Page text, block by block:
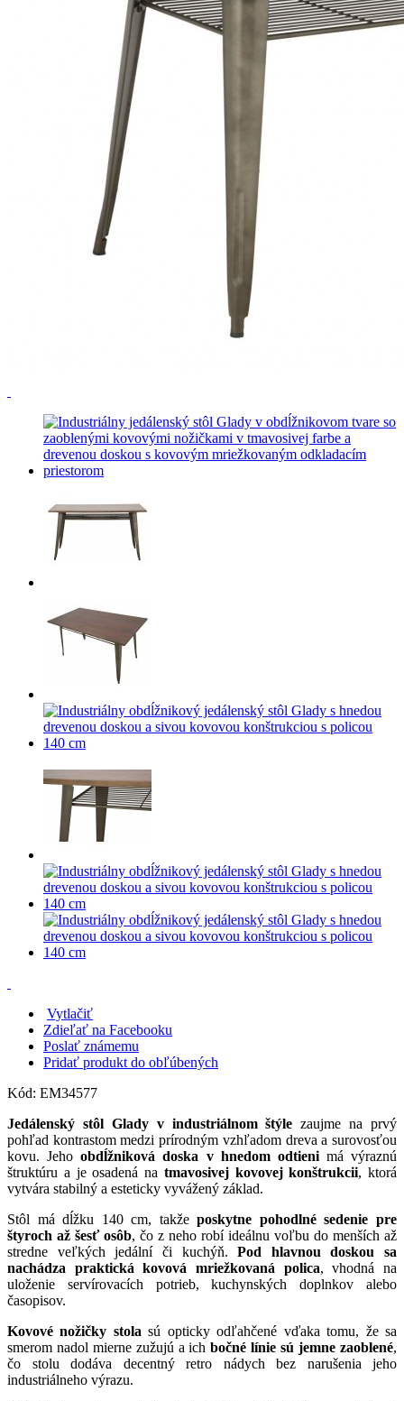
Vytlačiť
Zdieľať na Facebooku
Poslať známemu
Pridať produkt do obľúbených
Kód: EM34577
Jedálenský stôl Glady v industriálnom štýle zaujme na prvý
pohľad kontrastom medzi prírodným vzhľadom dreva a surovosťou
kovu. Jehoobdĺžniková doska v hnedom odtienimá výraznú
štruktúru a je osadená na tmavosivej kovovej konštrukcii, ktorá
vytvára stabilný a esteticky vyvážený základ.
Stôl má dĺžku 140 cm, takžeposkytne pohodlné sedenie pre
štyroch až šesť osôb, čo z neho robí ideálnu voľbu do menších až
stredne veľkých jedální či kuchýň.Pod hlavnou doskou sa
nachádza praktická kovová mriežkovaná polica, vhodná na
uloženie servírovacích potrieb, kuchynských doplnkov alebo
časopisov.
Kovové nožičky stola sú opticky odľahčené vďaka tomu, že sa
smerom nadol mierne zužujú a ichbočné línie sú jemne zaoblené,
čo stolu dodáva decentný retro nádych bez narušenia jeho
industriálneho výrazu.